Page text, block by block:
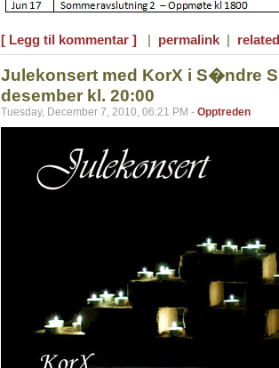
[ Legg til kommentar ] | permalink |
Julekonsert med KorX i S�ndre
desember kl. 20:00
Tuesday, December 7, 2010, 06:21 PM - Opptreden